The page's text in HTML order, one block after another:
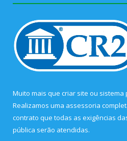
Muito mais que criar site ou sistema
Realizamos uma assessoria
contrato que todas as exigências
pública serão atendidas.